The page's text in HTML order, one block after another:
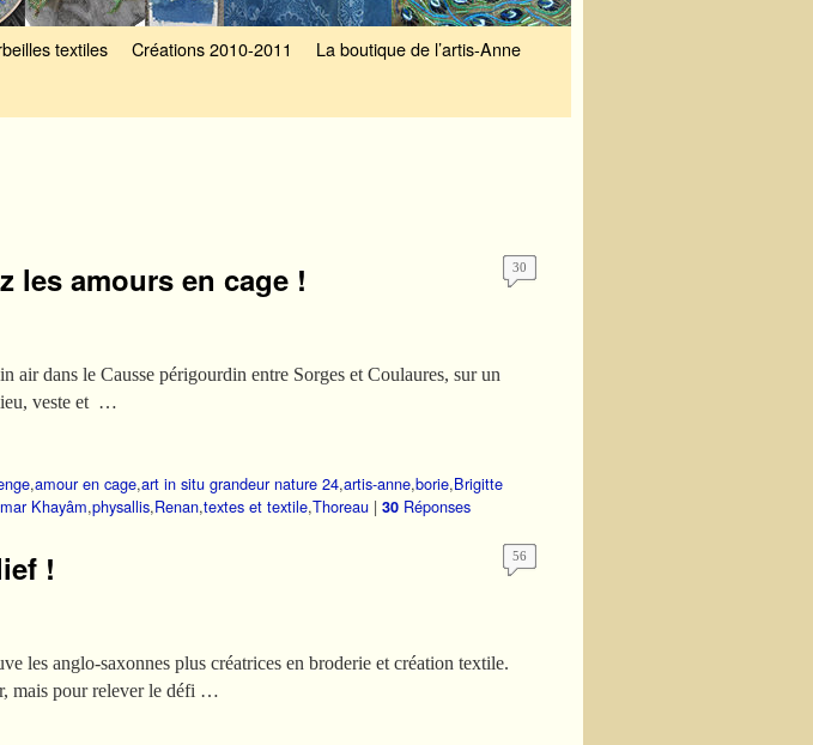
textiles Créations 2010-2011
La boutique de l’artis-Anne
les amours en cage ! 30
dans le Causse périgourdin entre Sorges et Coulaures, sur un
lieu, veste et …
,amour en cage,art in situ grandeur nature 24,artis-anne,borie,Brigitte
Khayâm,physallis,Renan,textes et textile,Thoreau | 30 Réponses
! 56
les anglo-saxonnes plus créatrices en broderie et création textile.
mais pour relever le défi …